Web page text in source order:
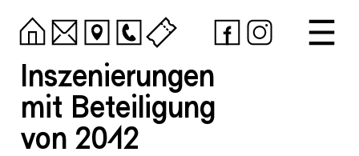
Inszenierungen
mit Beteiligung
von 2012